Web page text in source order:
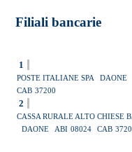
Filiali bancarie
1
POSTE ITALIANE SPA DAONE
CAB 37200
2
CASSA RURALE ALTO CHIESE
DAONE
ABI 08024 CAB